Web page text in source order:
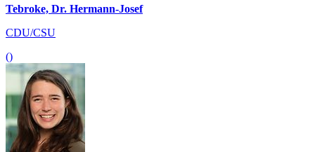
Tebroke, Dr. Hermann-Josef
CDU/CSU
()